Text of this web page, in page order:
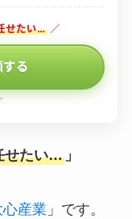
せたい…／
る
せたい…」
心産業 」です。